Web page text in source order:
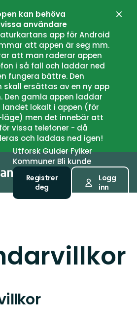
kan behöva
användare
app för Android
att appen är seg mm.
att man raderar appen
i så fall och laddar ned
fungera bättre. Den
skall ersättas av en ny app
Den gamla appen laddar
lokalt i appen (för
men det innebär att
vissa telefoner - då
och laddas ned igen!
Lukk
UtforskGuiderFylker
Kommuner Bli kunde
Registrer
deg
Logg
inn